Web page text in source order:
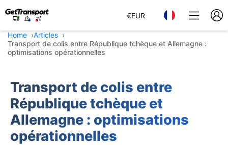
€EUR
Home
Articles
Transport de colis entre République tchèque et Allemagne :
optimisations opérationnelles
Transport de colis entre
République tchèque et
Allemagne : optimisations
opérationnelles